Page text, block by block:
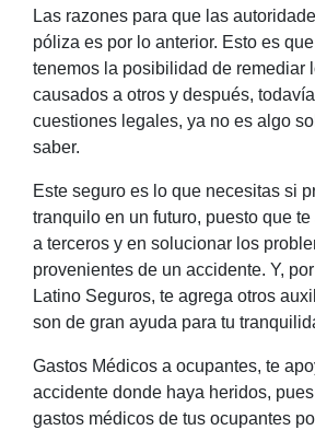
Las razones para que las
póliza es por lo anterior. Esto es
tenemos la posibilidad de remediar
causados a otros y después,
cuestiones legales, ya no es algo
saber.
Este seguro es lo que necesitas si
tranquilo en un futuro, puesto que
a terceros y en solucionar los
provenientes de un accidente. Y,
Latino Seguros, te agrega otros
son de gran ayuda para tu
Gastos Médicos a ocupantes, te
accidente donde haya heridos,
gastos médicos de tus ocupantes